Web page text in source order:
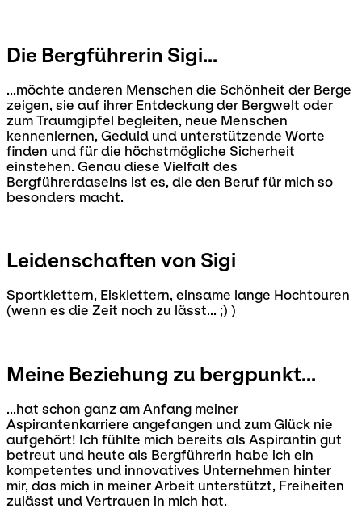
Die Bergführerin Sigi...
...möchte anderen Menschen die Schönheit der Berge
zeigen, sie auf ihrer Entdeckung der Bergwelt oder
zum Traumgipfel begleiten, neue Menschen
kennenlernen, Geduld und unterstützende Worte
finden und für die höchstmögliche Sicherheit
einstehen. Genau diese Vielfalt des
Bergführerdaseins ist es, die den Beruf für mich so
besonders macht.
Leidenschaften von Sigi
Sportklettern, Eisklettern, einsame lange Hochtouren
(wenn es die Zeit noch zu lässt... ;) )
Meine Beziehung zu bergpunkt...
...hat schon ganz am Anfang meiner
Aspirantenkarriere angefangen und zum Glück nie
aufgehört! Ich fühlte mich bereits als Aspirantin gut
betreut und heute als Bergführerin habe ich ein
kompetentes und innovatives Unternehmen hinter
mir, das mich in meiner Arbeit unterstützt, Freiheiten
zulässt und Vertrauen in mich hat.